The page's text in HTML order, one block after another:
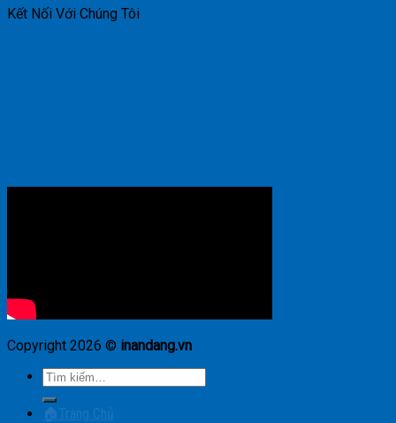
Kết Nối Với Chúng Tôi
Copyright 2026 © inandang.vn
Tìm
kiếm:
🏠Trang Chủ